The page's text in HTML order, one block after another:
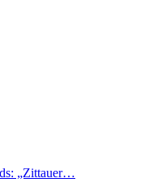
„Zittauer…